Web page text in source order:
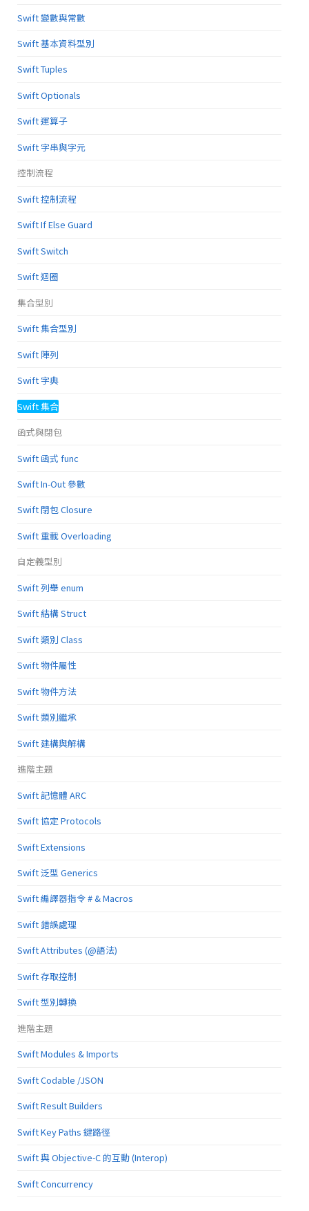
Swift 變數與常數
Swift 基本資料型別
Swift Tuples
Swift Optionals
Swift 運算子
Swift 字串與字元
控制流程
Swift 控制流程
Swift If Else Guard
Swift Switch
Swift 迴圈
集合型別
Swift 集合型別
Swift 陣列
Swift 字典
Swift 集合
函式與閉包
Swift 函式 func
Swift In-Out 參數
Swift 閉包 Closure
Swift 重載 Overloading
自定義型別
Swift 列舉 enum
Swift 結構 Struct
Swift 類別 Class
Swift 物件屬性
Swift 物件方法
Swift 類別繼承
Swift 建構與解構
進階主題
Swift 記憶體 ARC
Swift 協定 Protocols
Swift Extensions
Swift 泛型 Generics
Swift 編譯器指令 # & Macros
Swift 錯誤處理
Swift Attributes (@語法)
Swift 存取控制
Swift 型別轉換
進階主題
Swift Modules & Imports
Swift Codable /JSON
Swift Result Builders
Swift Key Paths 鍵路徑
Swift 與 Objective-C 的互動 (Interop)
Swift Concurrency